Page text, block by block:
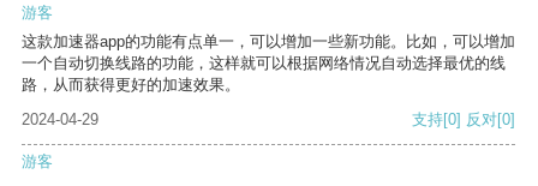
游客
这款加速器app的功能有点单一，可以增加一些新功能。比如，可以增加
一个自动切换线路的功能，这样就可以根据网络情况自动选择最优的线
路，从而获得更好的加速效果。
2024-04-29
支持[0] 反对[0]
游客